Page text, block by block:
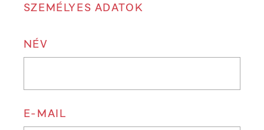
SZEMÉLYES ADATOK
NÉV
E-MAIL